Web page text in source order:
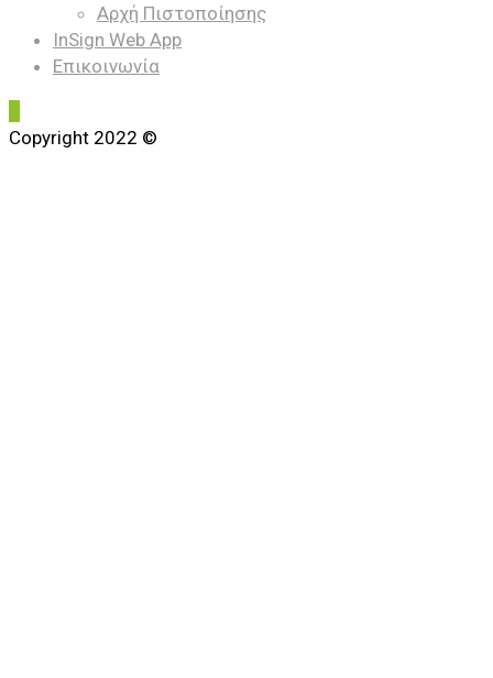
Αρχή Πιστοποίησης
ΙnSign Web App
Επικοινωνία
Copyright 2022 ©